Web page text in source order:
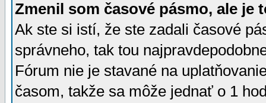
Zmenil som časové pásmo, ale je
Ak ste si istí, že ste zadali časové
správneho, tak tou
Fórum nie je stavané na
časom, takže sa môže jednať o 1